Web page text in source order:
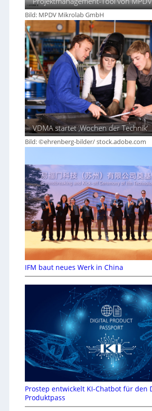
Bild: MPDV Mikrolab GmbH
VDMA startet ‚Wochen der Technik‘
Bild: ©ehrenberg-bilder/ stock.adobe.com
IFM baut neues Werk in China
Prostep entwickelt KI-Chatbot für den
Produktpass